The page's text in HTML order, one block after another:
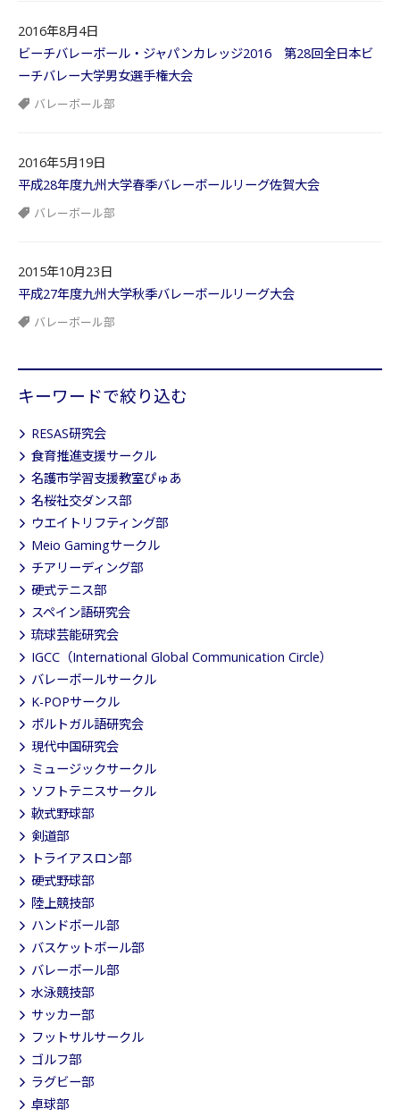
2016年8月4日
ビーチバレーボール・ジャパンカレッジ2016 第28回全日本ビ
ーチバレー大学男女選手権大会
バレーボール部
2016年5月19日
平成28年度九州大学春季バレーボールリーグ佐賀大会
バレーボール部
2015年10月23日
平成27年度九州大学秋季バレーボールリーグ大会
バレーボール部
キーワードで絞り込む
RESAS研究会
食育推進支援サークル
名護市学習支援教室ぴゅあ
名桜社交ダンス部
ウエイトリフティング部
Meio Gamingサークル
チアリーディング部
硬式テニス部
スペイン語研究会
琉球芸能研究会
IGCC（International Global Communication Circle）
バレーボールサークル
K-POPサークル
ポルトガル語研究会
現代中国研究会
ミュージックサークル
ソフトテニスサークル
軟式野球部
剣道部
トライアスロン部
硬式野球部
陸上競技部
ハンドボール部
バスケットボール部
バレーボール部
水泳競技部
サッカー部
フットサルサークル
ゴルフ部
ラグビー部
卓球部